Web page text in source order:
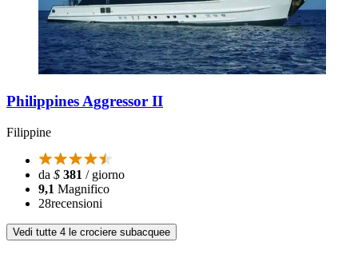
Philippines Aggressor II
Filippine
da $ 381 / giorno
9,1 Magnifico
28recensioni
Vedi tutte 4 le crociere subacquee